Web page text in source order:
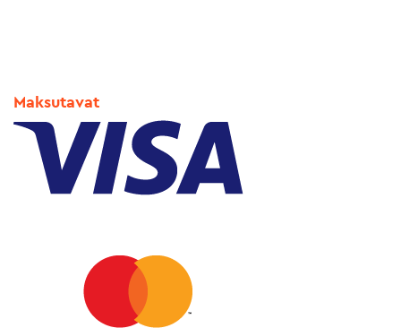
Maksutavat